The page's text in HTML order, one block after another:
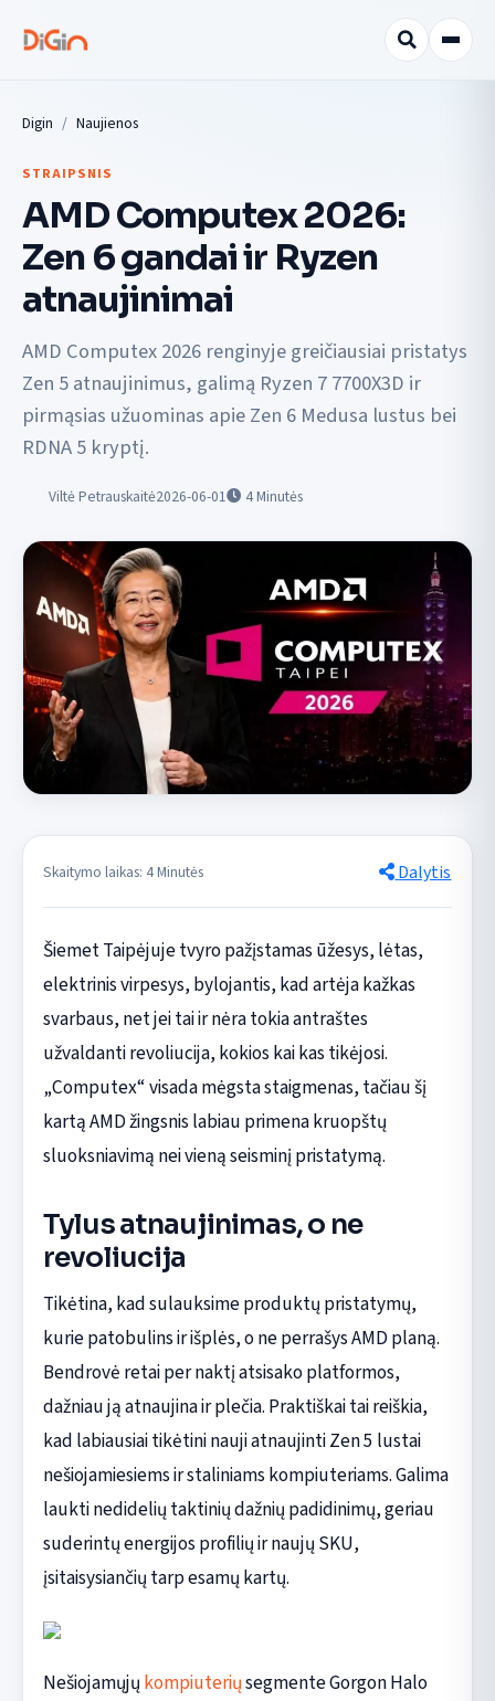
Digin Naujienos
STRAIPSNIS
AMD Computex 2026:
Zen 6 gandai ir Ryzen
atnaujinimai
AMD Computex 2026 renginyje greičiausiai pristatys
Zen 5 atnaujinimus, galimą Ryzen 7 7700X3D ir
pirmąsias užuominas apie Zen 6 Medusa lustus bei
RDNA 5 kryptį.
Viltė Petrauskaitė2026-06-01 4Minutės
Skaitymo laikas: 4 Minutės Dalytis
Šiemet Taipėjuje tvyro pažįstamas ūžesys, lėtas,
elektrinis virpesys, bylojantis, kad artėja kažkas
svarbaus, net jei tai ir nėra tokia antraštes
užvaldanti revoliucija, kokios kai kas tikėjosi.
„Computex“ visada mėgsta staigmenas, tačiau šį
kartą AMD žingsnis labiau primena kruopštų
sluoksniavimą nei vieną seisminį pristatymą.
Tylus atnaujinimas, o ne
revoliucija
Tikėtina, kad sulauksime produktų pristatymų,
kurie patobulins ir išplės, o ne perrašys AMD planą.
Bendrovė retai per naktį atsisako platformos,
dažniau ją atnaujina ir plečia. Praktiškai tai reiškia,
kad labiausiai tikėtini nauji atnaujinti Zen 5 lustai
nešiojamiesiems ir staliniams kompiuteriams. Galima
laukti nedidelių taktinių dažnių padidinimų, geriau
suderintų energijos profilių ir naujų SKU,
įsitaisysiančių tarp esamų kartų.
Nešiojamųjų kompiuteriųsegmente Gorgon Halo